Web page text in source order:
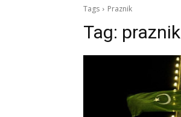
Tags Praznik
Tag: praznik